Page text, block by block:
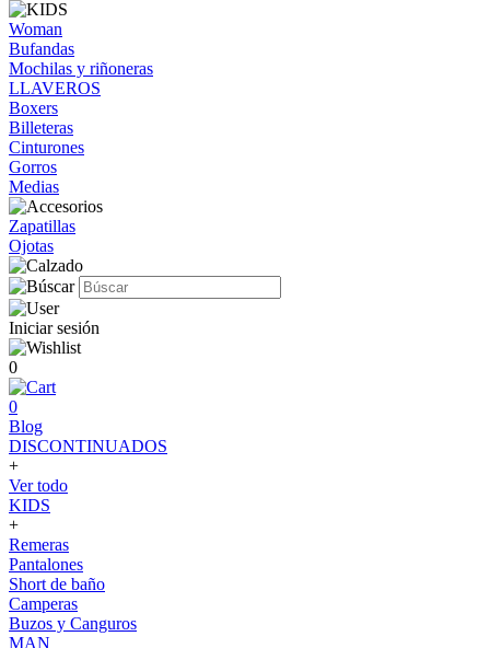
Woman
Bufandas
Mochilas y riñoneras
LLAVEROS
Boxers
Billeteras
Cinturones
Gorros
Medias
Zapatillas
Ojotas
Iniciar sesión
0
0
Blog
DISCONTINUADOS
+
Ver todo
KIDS
+
Remeras
Pantalones
Short de baño
Camperas
Buzos y Canguros
MAN